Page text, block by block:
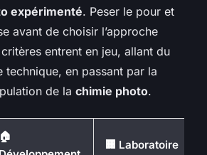
expérimenté. Peser le pour et
avant de choisir l’approche
entrent en jeu, allant du
technique, en passant par la
de la chimie photo.
🏠
🏢 Laboratoire